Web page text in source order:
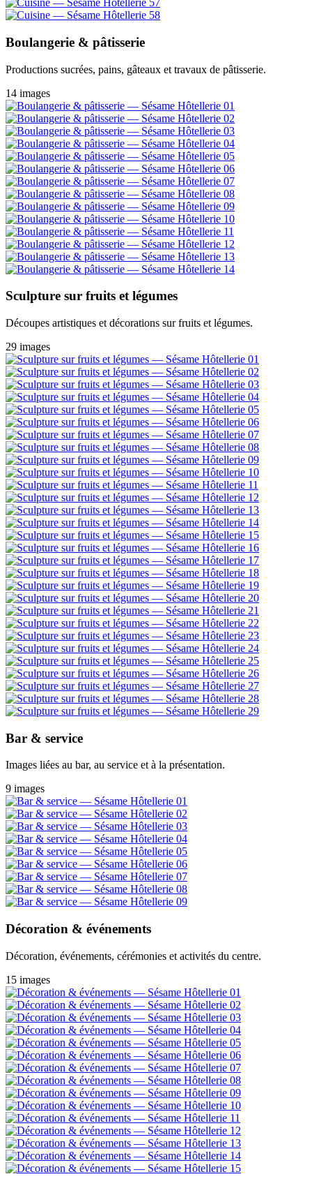
Boulangerie & pâtisserie
Productions sucrées, pains, gâteaux et travaux de pâtisserie.
14 images
Sculpture sur fruits et légumes
Découpes artistiques et décorations sur fruits et légumes.
29 images
Bar & service
Images liées au bar, au service et à la présentation.
9 images
Décoration & événements
Décoration, événements, cérémonies et activités du centre.
15 images